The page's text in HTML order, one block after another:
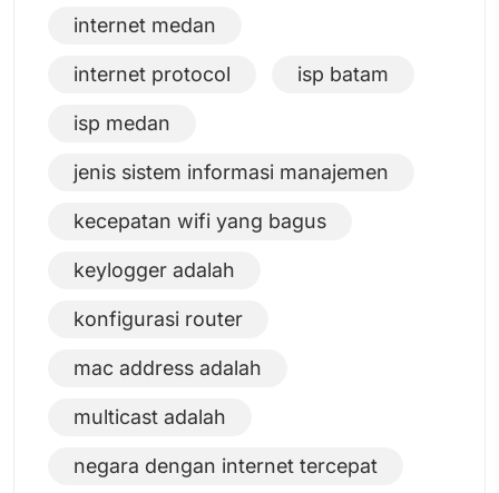
internet medan
internet protocol isp batam
isp medan
jenis sistem informasi manajemen
kecepatan wifi yang bagus
keylogger adalah
konfigurasi router
mac address adalah
multicast adalah
negara dengan internet tercepat